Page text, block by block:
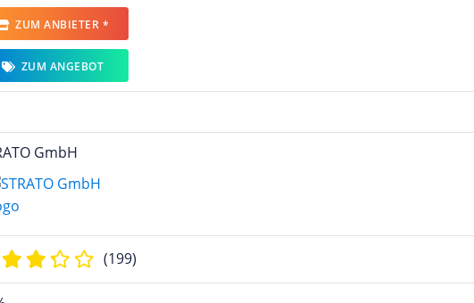
ZUM ANBIETER *
ZUM ANGEBOT
GmbH
(199)